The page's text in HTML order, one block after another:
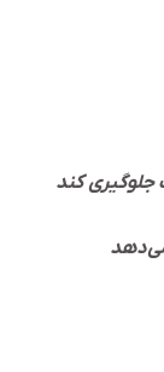
جلوگیری کند